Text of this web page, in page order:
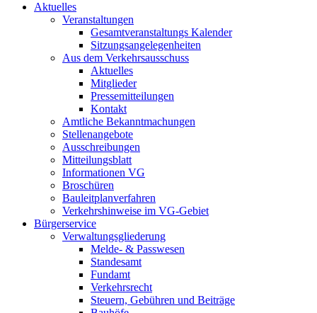
Aktuelles
Veranstaltungen
Gesamtveranstaltungs Kalender
Sitzungsangelegenheiten
Aus dem Verkehrsausschuss
Aktuelles
Mitglieder
Pressemitteilungen
Kontakt
Amtliche Bekanntmachungen
Stellenangebote
Ausschreibungen
Mitteilungsblatt
Informationen VG
Broschüren
Bauleitplanverfahren
Verkehrshinweise im VG-Gebiet
Bürgerservice
Verwaltungsgliederung
Melde- & Passwesen
Standesamt
Fundamt
Verkehrsrecht
Steuern, Gebühren und Beiträge